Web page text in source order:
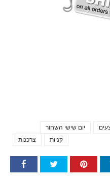
יום שישי השחור
צרכנות
קניות